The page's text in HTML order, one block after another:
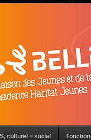
culturel + social